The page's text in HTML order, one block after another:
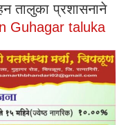
तालुका प्रशासनाने
Guhagar taluka